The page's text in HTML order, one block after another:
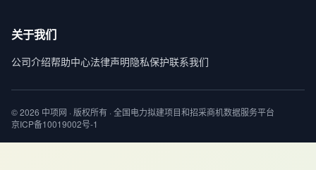
关于我们
公司介绍帮助中心法律声明隐私保护联系我们
© 2026 中项网 · 版权所有 · 全国电力拟建项目和招采商机数据服务平台
京ICP备10019002号-1